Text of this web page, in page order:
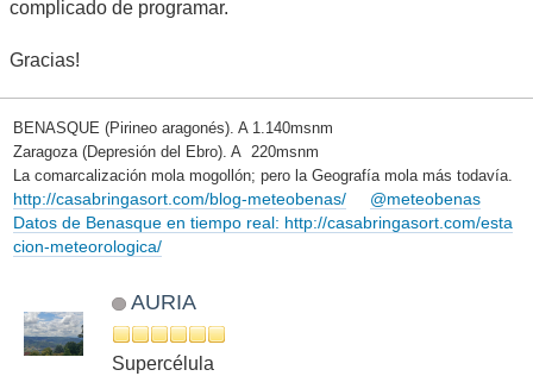
complicado de programar.
Gracias!
BENASQUE (Pirineo aragonés). A 1.140msnm
Zaragoza (Depresión del Ebro). A 220msnm
La comarcalización mola mogollón; pero la Geografía mola más todavía.
http://casabringasort.com/blog-meteobenas/
@meteobenas
Datos de Benasque en tiempo real: http://casabringasort.com/esta
cion-meteorologica/
AURIA
Supercélula